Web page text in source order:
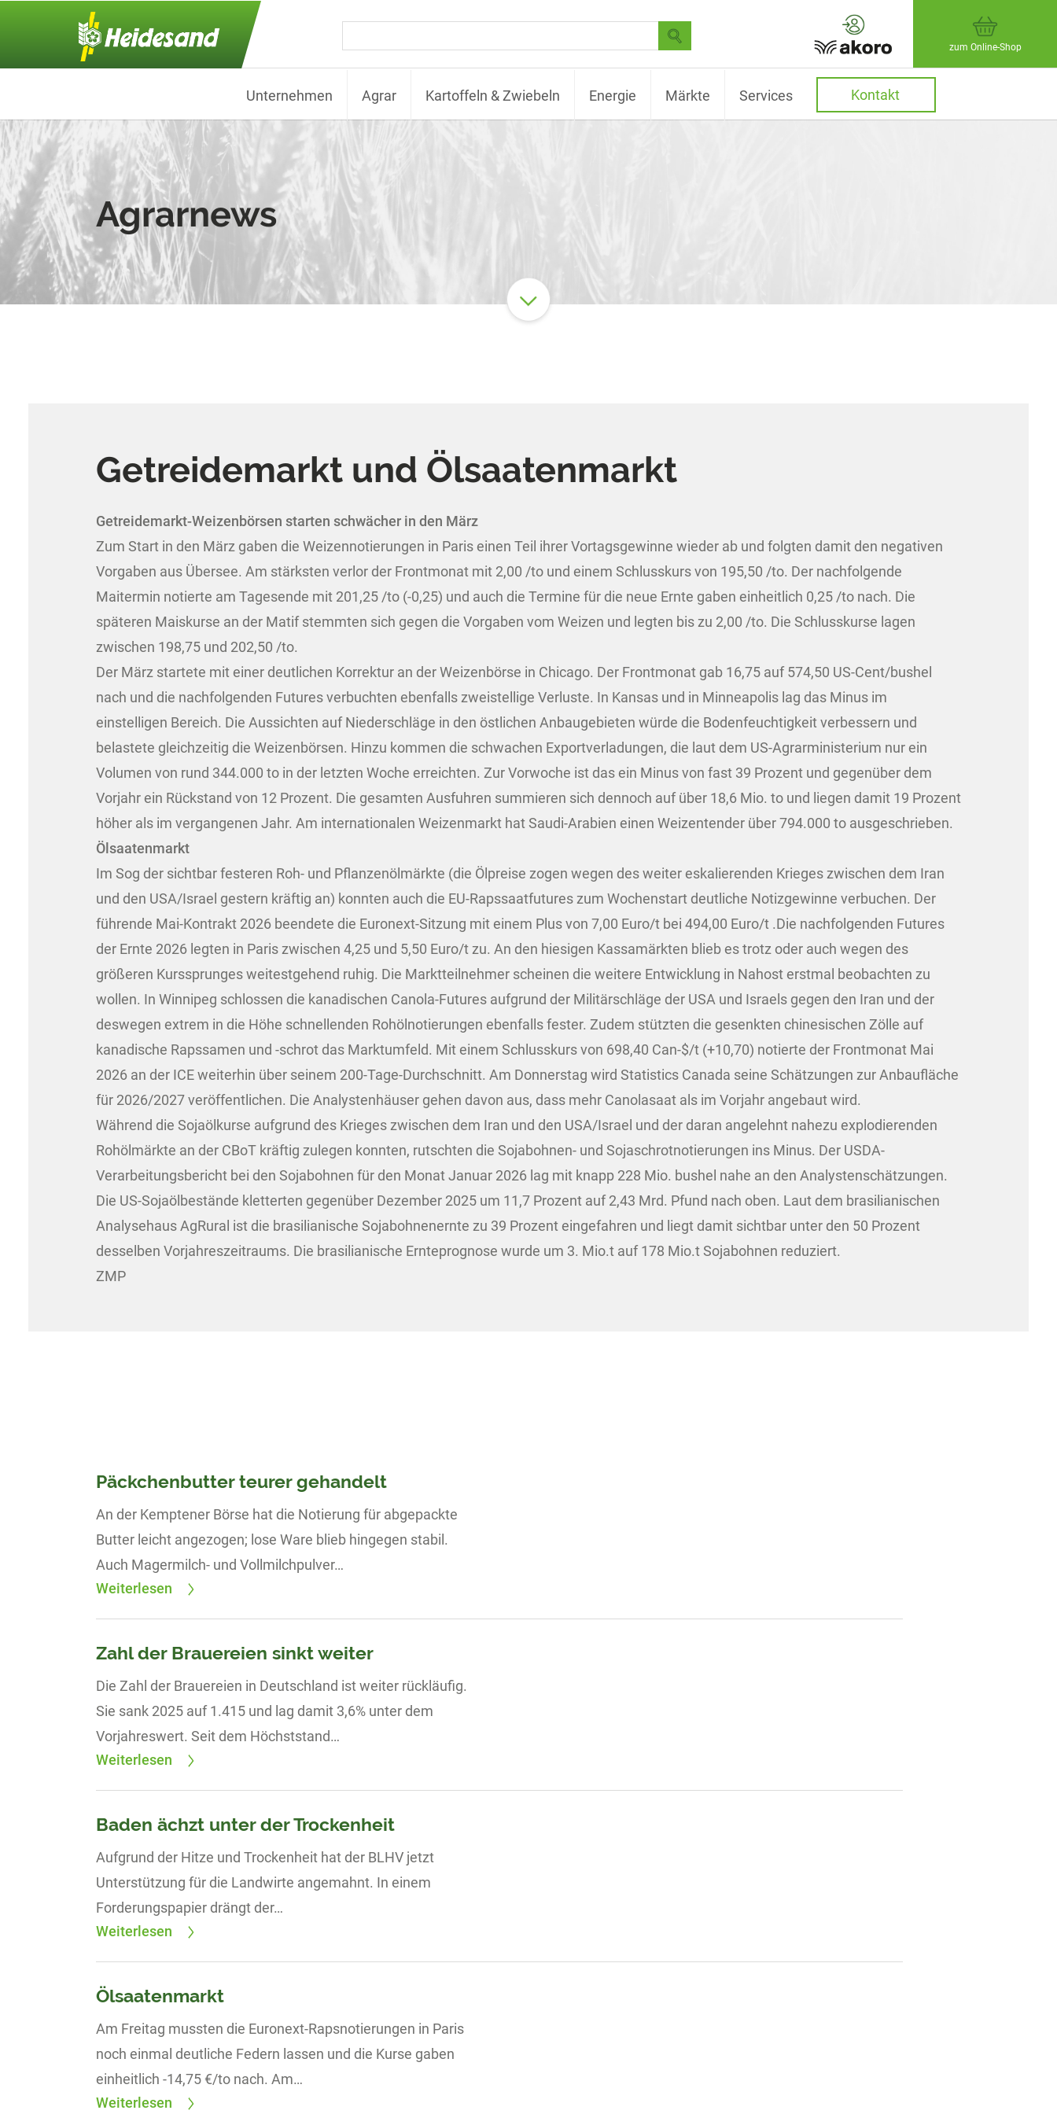
Skip to main content
zum Online-Shop
Unternehmen Agrar Kartoffeln & Zwiebeln Energie Märkte Services Kontakt
Agrarnews
Getreidemarkt und Ölsaatenmarkt
Getreidemarkt-Weizenbörsen starten schwächer in den März
Zum Start in den März gaben die Weizennotierungen in Paris einen Teil ihrer Vortagsgewinne wieder ab und folgten damit den negativen
Vorgaben aus Übersee. Am stärksten verlor der Frontmonat mit 2,00 /to und einem Schlusskurs von 195,50 /to. Der nachfolgende
Maitermin notierte am Tagesende mit 201,25 /to (-0,25) und auch die Termine für die neue Ernte gaben einheitlich 0,25 /to nach. Die
späteren Maiskurse an der Matif stemmten sich gegen die Vorgaben vom Weizen und legten bis zu 2,00 /to. Die Schlusskurse lagen
zwischen 198,75 und 202,50 /to.
Der März startete mit einer deutlichen Korrektur an der Weizenbörse in Chicago. Der Frontmonat gab 16,75 auf 574,50 US-Cent/bushel
nach und die nachfolgenden Futures verbuchten ebenfalls zweistellige Verluste. In Kansas und in Minneapolis lag das Minus im
einstelligen Bereich. Die Aussichten auf Niederschläge in den östlichen Anbaugebieten würde die Bodenfeuchtigkeit verbessern und
belastete gleichzeitig die Weizenbörsen. Hinzu kommen die schwachen Exportverladungen, die laut dem US-Agrarministerium nur ein
Volumen von rund 344.000 to in der letzten Woche erreichten. Zur Vorwoche ist das ein Minus von fast 39 Prozent und gegenüber dem
Vorjahr ein Rückstand von 12 Prozent. Die gesamten Ausfuhren summieren sich dennoch auf über 18,6 Mio. to und liegen damit 19 Prozent
höher als im vergangenen Jahr. Am internationalen Weizenmarkt hat Saudi-Arabien einen Weizentender über 794.000 to ausgeschrieben.
Ölsaatenmarkt
Im Sog der sichtbar festeren Roh- und Pflanzenölmärkte (die Ölpreise zogen wegen des weiter eskalierenden Krieges zwischen dem Iran
und den USA/Israel gestern kräftig an) konnten auch die EU-Rapssaatfutures zum Wochenstart deutliche Notizgewinne verbuchen. Der
führende Mai-Kontrakt 2026 beendete die Euronext-Sitzung mit einem Plus von 7,00 Euro/t bei 494,00 Euro/t .Die nachfolgenden Futures
der Ernte 2026 legten in Paris zwischen 4,25 und 5,50 Euro/t zu. An den hiesigen Kassamärkten blieb es trotz oder auch wegen des
größeren Kurssprunges weitestgehend ruhig. Die Marktteilnehmer scheinen die weitere Entwicklung in Nahost erstmal beobachten zu
wollen. In Winnipeg schlossen die kanadischen Canola-Futures aufgrund der Militärschläge der USA und Israels gegen den Iran und der
deswegen extrem in die Höhe schnellenden Rohölnotierungen ebenfalls fester. Zudem stützten die gesenkten chinesischen Zölle auf
kanadische Rapssamen und -schrot das Marktumfeld. Mit einem Schlusskurs von 698,40 Can-$/t (+10,70) notierte der Frontmonat Mai
2026 an der ICE weiterhin über seinem 200-Tage-Durchschnitt. Am Donnerstag wird Statistics Canada seine Schätzungen zur Anbaufläche
für 2026/2027 veröffentlichen. Die Analystenhäuser gehen davon aus, dass mehr Canolasaat als im Vorjahr angebaut wird.
Während die Sojaölkurse aufgrund des Krieges zwischen dem Iran und den USA/Israel und der daran angelehnt nahezu explodierenden
Rohölmärkte an der CBoT kräftig zulegen konnten, rutschten die Sojabohnen- und Sojaschrotnotierungen ins Minus. Der USDA-
Verarbeitungsbericht bei den Sojabohnen für den Monat Januar 2026 lag mit knapp 228 Mio. bushel nahe an den Analystenschätzungen.
Die US-Sojaölbestände kletterten gegenüber Dezember 2025 um 11,7 Prozent auf 2,43 Mrd. Pfund nach oben. Laut dem brasilianischen
Analysehaus AgRural ist die brasilianische Sojabohnenernte zu 39 Prozent eingefahren und liegt damit sichtbar unter den 50 Prozent
desselben Vorjahreszeitraums. Die brasilianische Ernteprognose wurde um 3. Mio.t auf 178 Mio.t Sojabohnen reduziert.
ZMP
Päckchenbutter teurer gehandelt
An der Kemptener Börse hat die Notierung für abgepackte
Butter leicht angezogen; lose Ware blieb hingegen stabil.
Auch Magermilch- und Vollmilchpulver…
Weiterlesen
Zahl der Brauereien sinkt weiter
Die Zahl der Brauereien in Deutschland ist weiter rückläufig.
Sie sank 2025 auf 1.415 und lag damit 3,6% unter dem
Vorjahreswert. Seit dem Höchststand…
Weiterlesen
Baden ächzt unter der Trockenheit
Aufgrund der Hitze und Trockenheit hat der BLHV jetzt
Unterstützung für die Landwirte angemahnt. In einem
Forderungspapier drängt der…
Weiterlesen
Ölsaatenmarkt
Am Freitag mussten die Euronext-Rapsnotierungen in Paris
noch einmal deutliche Federn lassen und die Kurse gaben
einheitlich -14,75 €/to nach. Am…
Weiterlesen